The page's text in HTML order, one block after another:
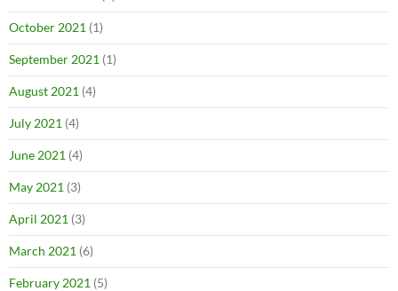
October 2021 (1)
September 2021 (1)
August 2021 (4)
July 2021 (4)
June 2021 (4)
May 2021 (3)
April 2021 (3)
March 2021 (6)
February 2021 (5)